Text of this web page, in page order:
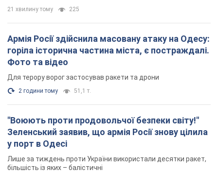
Зеленський заявив, що армія Росії знову цілила
більшість із яких – балістичні
37 хвилин тому 249